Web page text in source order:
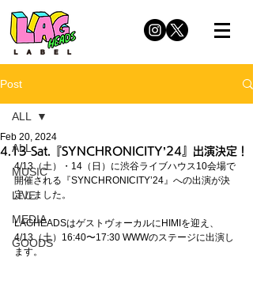
Post
ALL
MUSIC
LIVE
MEDIA
GOODS
ALL
4.13 Sat.『SYNCHRONICITY’24』出演決定！
Feb 20, 2024
4/13（土）・14（日）に渋谷ライブハウス10会場で
開催される『SYNCHRONICITY’24』への出演が決
定しました。
LAGHEADSはゲストヴォーカルにHIMIを迎え、
4/13（土）16:40〜17:30 WWWのステージに出演し
ます。